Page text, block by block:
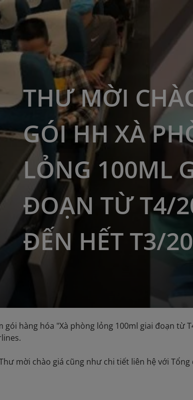
THƯ MỜI
GÓI HH XÀ
LỎNG 100ML
ĐOẠN TỪ T4/
ĐẾN HẾT T3/
hàng hóa "Xà phòng lỏng 100ml giai đoạn từ
mời chào giá cũng như chi tiết liên hệ với Tổng